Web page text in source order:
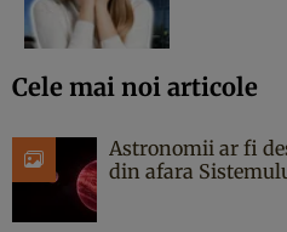
Cele mai noi articole
Astronomii ar fi
din afara